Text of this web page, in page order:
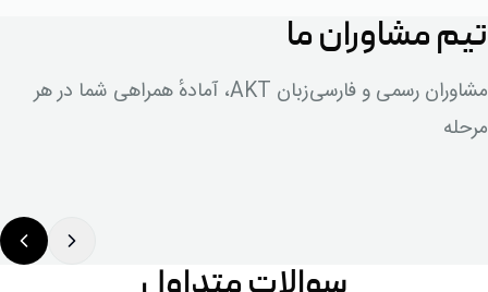
تیم مشاوران ما
مشاوران رسمی و فارسی‌زبان AKT، آمادهٔ همراهی شما در هر
مرحله